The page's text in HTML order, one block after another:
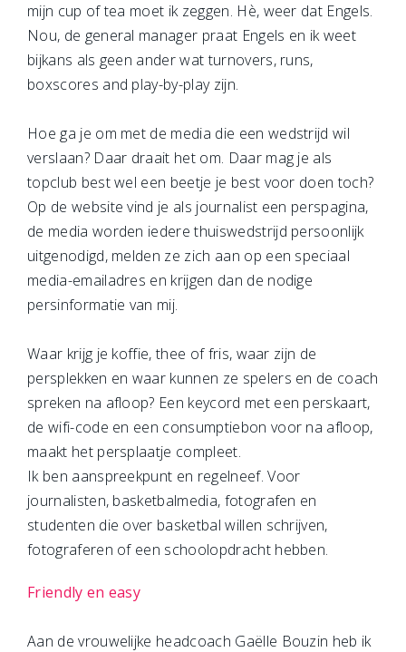
mijn cup of tea moet ik zeggen. Hè, weer dat Engels.
Nou, de general manager praat Engels en ik weet
bijkans als geen ander wat turnovers, runs,
boxscores and play-by-play zijn.
Hoe ga je om met de media die een wedstrijd wil
verslaan? Daar draait het om. Daar mag je als
topclub best wel een beetje je best voor doen toch?
Op de website vind je als journalist een perspagina,
de media worden iedere thuiswedstrijd persoonlijk
uitgenodigd, melden ze zich aan op een speciaal
media-emailadres en krijgen dan de nodige
persinformatie van mij.
Waar krijg je koffie, thee of fris, waar zijn de
persplekken en waar kunnen ze spelers en de coach
spreken na afloop? Een keycord met een perskaart,
de wifi-code en een consumptiebon voor na afloop,
maakt het persplaatje compleet.
Ik ben aanspreekpunt en regelneef. Voor
journalisten, basketbalmedia, fotografen en
studenten die over basketbal willen schrijven,
fotograferen of een schoolopdracht hebben.
Friendly en easy
Aan de vrouwelijke headcoach Gaëlle Bouzin heb ik